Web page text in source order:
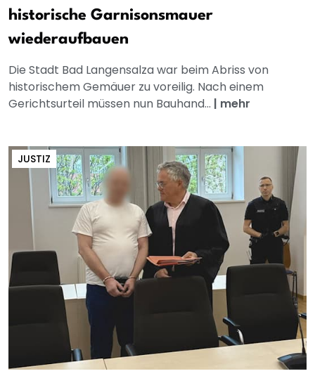
historische Garnisonsmauer
wiederaufbauen
Die Stadt Bad Langensalza war beim Abriss von
historischem Gemäuer zu voreilig. Nach einem
Gerichtsurteil müssen nun Bauhand... | mehr
JUSTIZ